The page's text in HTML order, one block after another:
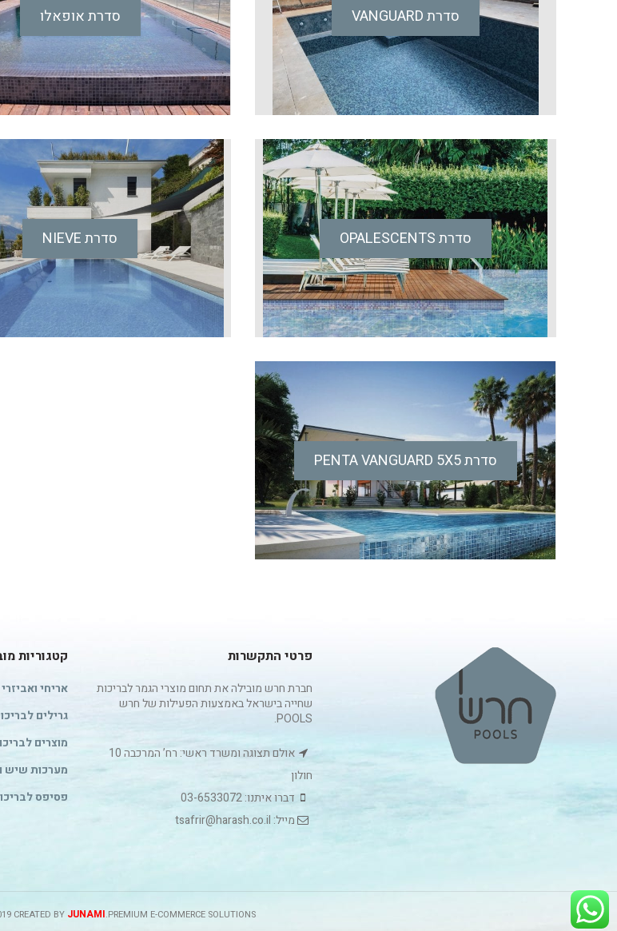
סדרת VANGUARD סדרת אופאלו
סדרת OPALESCENTS סדרת NIEVE
סדרת PENTA VANGUARD 5X5
פרטי התקשרות
חברת חרש מובילה את תחום מוצרי הגמר לבריכות
שחייה בישראל באמצעות הפעילות של חרש
POOLS.
אולם תצוגה ומשרד ראשי: רח’ המרכבה 10
חולון
דברו איתנו: 03-6533072
מייל: tsafrir@harash.co.il
קטגוריות
אריחי
גרילים
מוצרים
מערכות שיש
פסיפס
CREATED BY JUNAMI.PREMIUM E-COMMERCE SOLUTIONS.